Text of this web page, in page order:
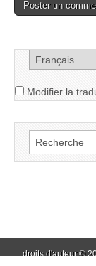
Modifier la
Rechercher:
droits d'auteur ©